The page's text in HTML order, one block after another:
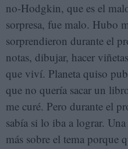
no-Hodgkin, que es el
sorpresa, fue malo. Hubo
sorprendieron durante el
notas, dibujar, hacer
que viví. Planeta quiso
que no quería sacar un
me curé. Pero durante el
sabía si lo iba a lograr.
más sobre el tema porque